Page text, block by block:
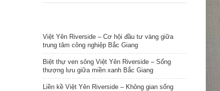
Việt Yên Riverside – Cơ hội đầu tư vàng giữa
trung tâm công nghiệp Bắc Giang
Biệt thự ven sông Việt Yên Riverside – Sống
thượng lưu giữa miền xanh Bắc Giang
Liền kề Việt Yên Riverside – Không gian sống